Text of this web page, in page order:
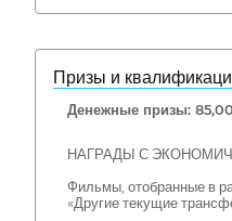
Призы и
Денежные призы:
НАГРАДЫ С
Фильмы, отобранные в
«Другие текущие